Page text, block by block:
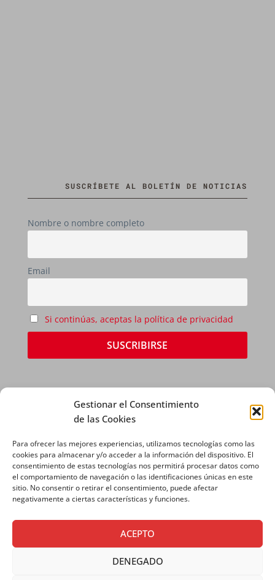
Gestionar el Consentimiento
de las Cookies
Para ofrecer las mejores experiencias, utilizamos tecnologías como las
cookies para almacenar y/o acceder a la información del dispositivo. El
consentimiento de estas tecnologías nos permitirá procesar datos como
el comportamiento de navegación o las identificaciones únicas en este
sitio. No consentir o retirar el consentimiento, puede afectar
negativamente a ciertas características y funciones.
ACEPTO
DENEGADO
SUSCRÍBETE AL BOLETÍN DE NOTICIAS
Nombre o nombre completo
Email
Si continúas, aceptas la política de privacidad
AVISO LEGAL|POLÍTICA DE PRIVACIDAD|
POLÍTICA DE COOKIES